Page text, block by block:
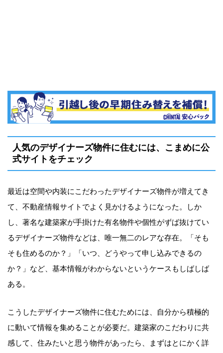
人気のデザイナーズ物件に住むには、こまめに公
式サイトをチェック
最近は空間や内装にこだわったデザイナーズ物件が増えてき
て、不動産情報サイトでよく見かけるようになった。しか
し、著名な建築家が手掛けた有名物件や個性がずば抜けてい
るデザイナーズ物件などは、唯一無二のレアな存在。「そも
そも住めるのか？」「いつ、どうやって申し込みできるの
か？」など、基本情報がわからないというケースもしばしば
ある。
こうしたデザイナーズ物件に住むためには、自分から積極的
に動いて情報を集めることが必要だ。建築家のこだわりに共
感して、住みたいと思う物件があったら、まずはとにかく詳